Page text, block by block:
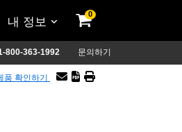
내 정보
0
800-363-1992 문의하기
확인하기